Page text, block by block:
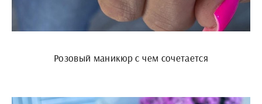
Розовый маникюр с чем сочетается